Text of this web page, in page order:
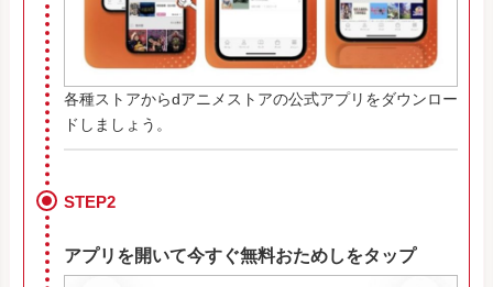
各種ストアからdアニメストアの公式アプリをダウンロー
ドしましょう。
STEP2
アプリを開いて今すぐ無料おためしをタップ